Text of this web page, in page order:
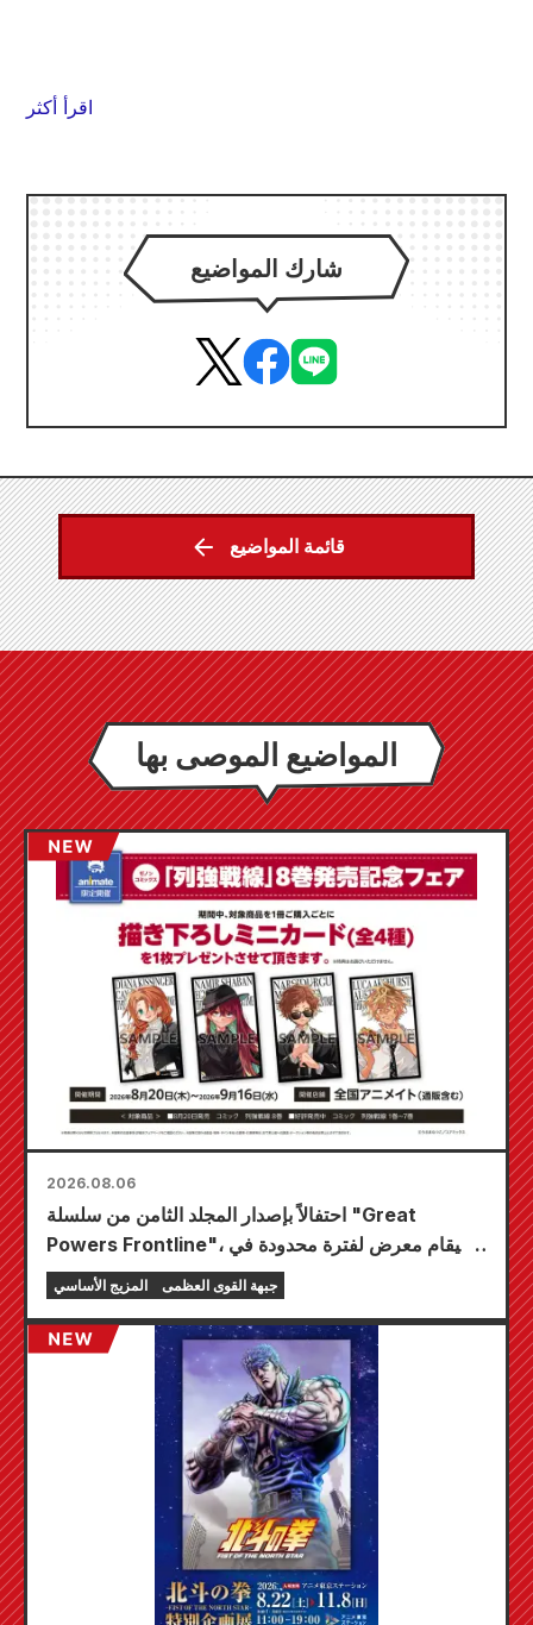
اقرأ أكثر
شارك المواضيع
قائمة المواضيع
المواضيع الموصى بها
2026.08.06
احتفالاً بإصدار المجلد الثامن من سلسلة "Great
Powers Frontline"، سيقام معرض لفترة محدودة في
متاجر Animate في جميع أنحاء البلاد ابتداءً من 20
أغسطس، حيث يمكنك الحصول على بطاقة صغيرة
مرسومة خصيصًا (4 أنواع إجمالاً)!
المزيج الأساسي جبهة القوى العظمى